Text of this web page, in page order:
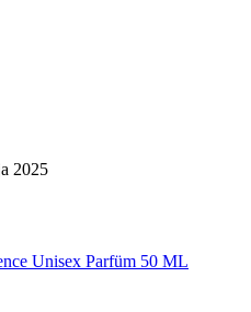
2025
Unisex Parfüm 50 ML